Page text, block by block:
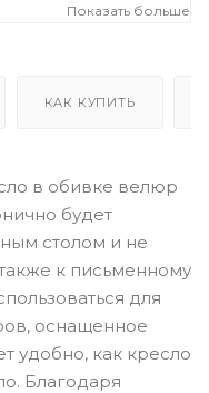
Стулья на
Мягкие стулья
Показать больше
КАК КУПИТЬ
в обивке велюр
будет
столом и не
к письменному
для
оснащенное
удобно, как кресло
Благодаря